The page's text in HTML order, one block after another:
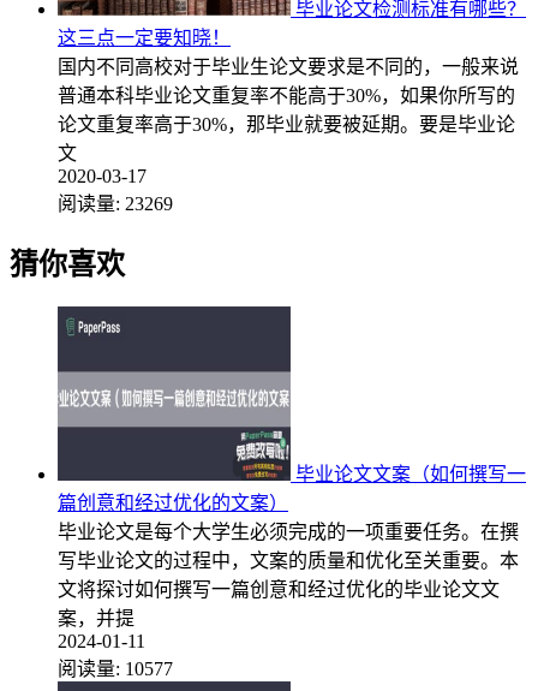
毕业论文检测标准有哪些？
这三点一定要知晓！
国内不同高校对于毕业生论文要求是不同的，一般来说
普通本科毕业论文重复率不能高于30%，如果你所写的
论文重复率高于30%，那毕业就要被延期。要是毕业论
文
2020-03-17
阅读量: 23269
猜你喜欢
毕业论文文案（如何撰写一
篇创意和经过优化的文案）
毕业论文是每个大学生必须完成的一项重要任务。在撰
写毕业论文的过程中，文案的质量和优化至关重要。本
文将探讨如何撰写一篇创意和经过优化的毕业论文文
案，并提
2024-01-11
阅读量: 10577